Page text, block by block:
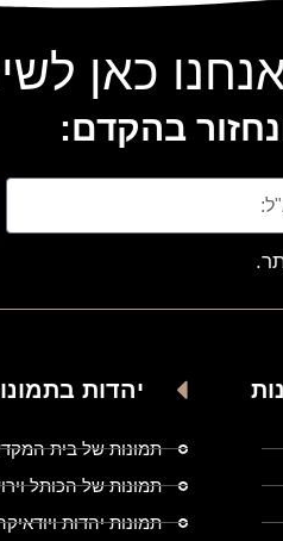
כאן
בהקדם:
יהדות
תמונות של בית
תמונות של הכותל
תמונות יהדות